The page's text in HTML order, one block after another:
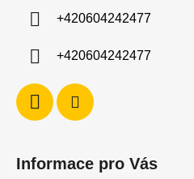
+420604242477
+420604242477
Informace pro Vás